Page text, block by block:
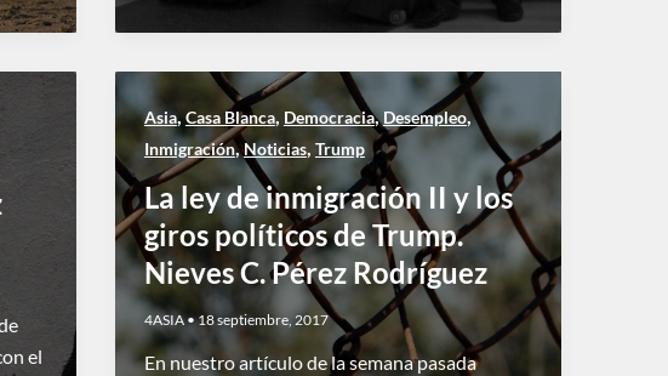
el
Asia,Casa Blanca, Democracia,Desempleo,
Inmigración,Noticias, Trump
La ley de inmigración II y los
giros políticos de Trump.
Nieves C. Pérez Rodríguez
4ASIA•18 septiembre, 2017
En nuestro artículo de la semana pasada